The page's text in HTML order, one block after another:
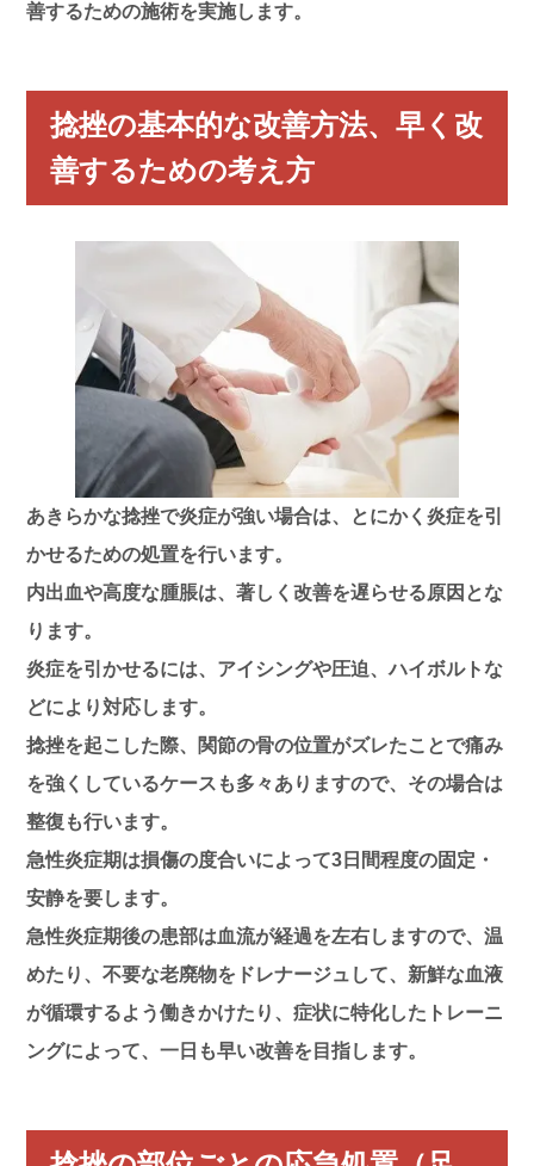
善するための施術を実施します。
捻挫の基本的な改善方法、早く改
善するための考え方
あきらかな捻挫で炎症が強い場合は、とにかく炎症を引
かせるための処置を行います。
内出血や高度な腫脹は、著しく改善を遅らせる原因とな
ります。
炎症を引かせるには、 アイシングや圧迫、ハイボルトな
どにより対応します。
捻挫を起こした際、関節の骨の位置がズレたことで痛み
を強くしているケースも多々ありますので、その場合は
整復 も行います。
急性炎症期は損傷の度合いによって3日間程度の固定・
安静を要します。
急性炎症期後の患部は血流が経過を左右しますので、温
めたり、不要な老廃物をドレナージュして、新鮮な血液
が循環するよう働きかけたり、症状に特化したトレーニ
ングによって、一日も早い改善を目指します。